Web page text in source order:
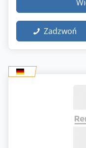
Zadzwoń